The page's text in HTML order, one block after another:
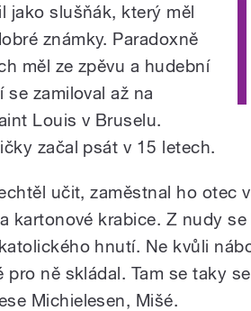
jako slušňák, který měl
známky. Paradoxně
měl ze zpěvu a hudební
se zamiloval až na
Louis v Bruselu.
začal psát v 15 letech.
učit, zaměstnal ho otec
kartonové krabice. Z nudy
hnutí. Ne kvůli
pro ně skládal. Tam se taky
Michielesen, Mišé.